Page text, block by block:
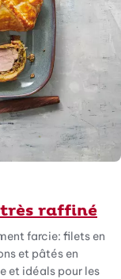
raffiné
farcie: filets en
et pâtés en
et idéals pour les